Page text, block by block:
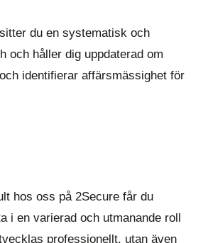
du en systematisk och
och håller dig uppdaterad om
identifierar affärsmässighet för
hos oss på 2Secure får du
i en varierad och utmanande roll
professionellt, utan även